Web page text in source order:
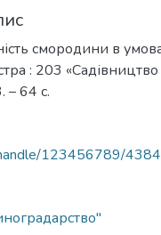
смородини в умовах
: 203
64 с.
123456789/4384